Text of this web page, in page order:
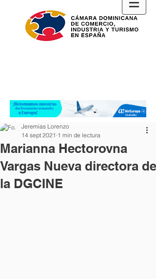
Marianna Hectorovna
Vargas Nueva directora de
la DGCINE
Jeremias Lorenzo
14 sept 2021 1 min de lectura